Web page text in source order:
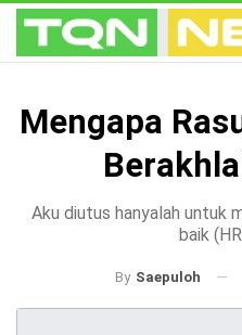
Mengapa
Aku diutus hanyalah untuk
baik
By Saepuloh